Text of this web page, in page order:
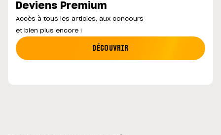
Deviens Premium
Accès à tous les articles, aux concours
et bien plus encore !
DÉCOUVRIR